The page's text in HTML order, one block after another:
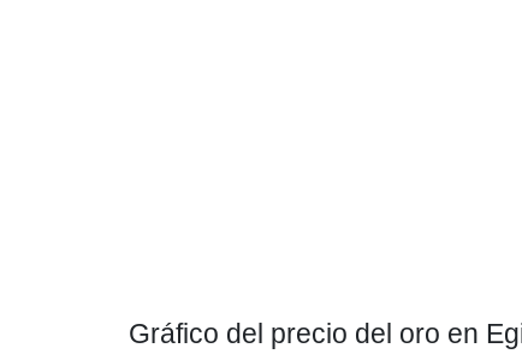
Gráfico del precio del oro en